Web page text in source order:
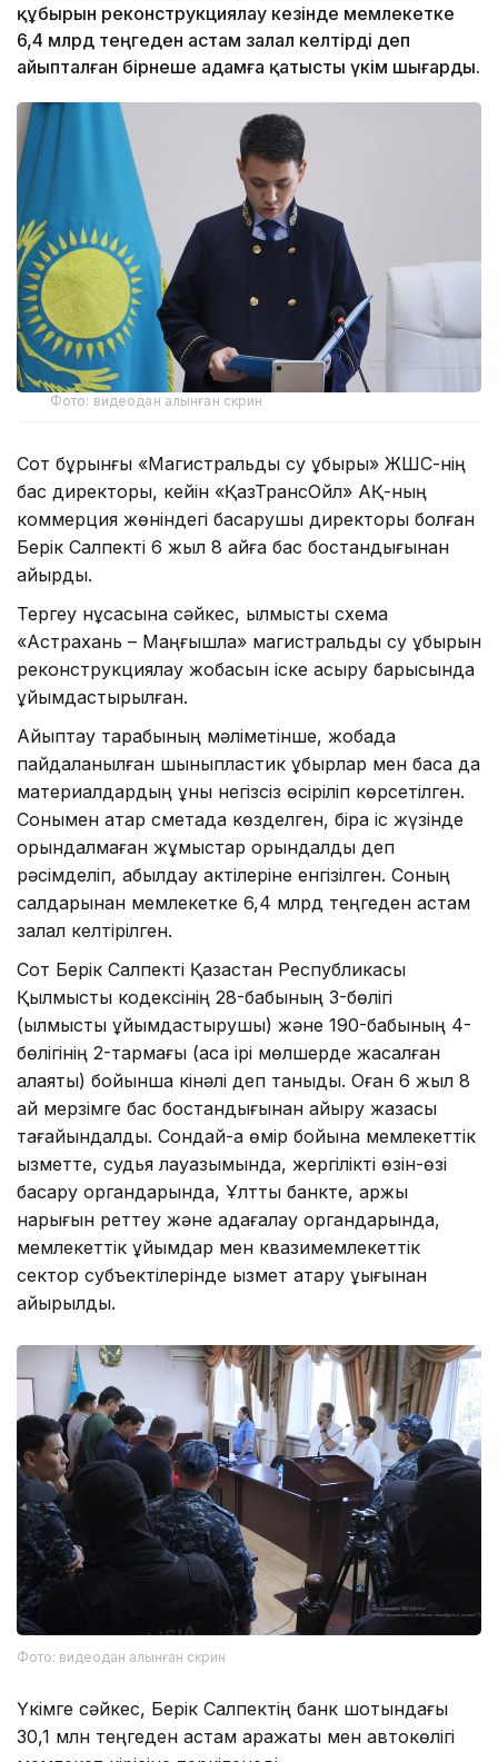
құбырын реконструкциялау кезінде мемлекетке
6,4 млрд теңгеден астам залал келтірді деп
айыпталған бірнеше адамға қатысты үкім шығарды.
Фото: видеодан алынған скрин
Сот бұрынғы «Магистральдық су құбыры» ЖШС-нің
бас директоры, кейін «ҚазТрансОйл» АҚ-ның
коммерция жөніндегі басқарушы директоры болған
Берік Салпекті 6 жыл 8 айға бас бостандығынан
айырды.
Тергеу нұсқасына сәйкес, қылмыстық схема
«Астрахань – Маңғышлақ» магистральдық су құбырын
реконструкциялау жобасын іске асыру барысында
ұйымдастырылған.
Айыптау тарабының мәліметінше, жобада
пайдаланылған шыныпластик құбырлар мен басқа да
материалдардың құны негізсіз өсіріліп көрсетілген.
Сонымен қатар сметада көзделген, бірақ іс жүзінде
орындалмаған жұмыстар орындалды деп
рәсімделіп, қабылдау актілеріне енгізілген. Соның
салдарынан мемлекетке 6,4 млрд теңгеден астам
залал келтірілген.
Сот Берік Салпекті Қазақстан Республикасы
Қылмыстық кодексінің 28-бабының 3-бөлігі
(қылмысты ұйымдастырушы) және 190-бабының 4-
бөлігінің 2-тармағы (аса ірі мөлшерде жасалған
алаяқтық) бойынша кінәлі деп таныды. Оған 6 жыл 8
ай мерзімге бас бостандығынан айыру жазасы
тағайындалды. Сондай-ақ өмір бойына мемлекеттік
қызметте, судья лауазымында, жергілікті өзін-өзі
басқару органдарында, Ұлттық банкте, қаржы
нарығын реттеу және қадағалау органдарында,
мемлекеттік ұйымдар мен квазимемлекеттік
сектор субъектілерінде қызмет атқару құқығынан
айырылды.
Фото: видеодан алынған скрин
Үкімге сәйкес, Берік Салпектің банк шотындағы
30,1 млн теңгеден астам қаражаты мен автокөлігі